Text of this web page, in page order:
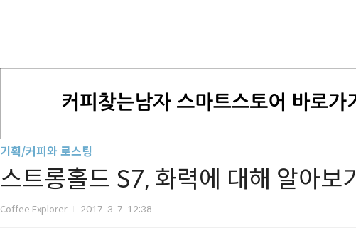
기획/커피와 로스팅
스트롱홀드 S7, 화력에 대해 알아보기
Coffee Explorer 2017. 3. 7. 12:38